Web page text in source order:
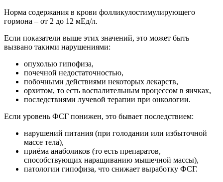
Норма содержания в крови фолликулостимулирующего
гормона – от 2 до 12 мЕд/л.
Если показатели выше этих значений, это может быть
вызвано такими нарушениями:
опухолью гипофиза,
почечной недостаточностью,
побочными действиями некоторых лекарств,
орхитом, то есть воспалительным процессом в яичках,
последствиями лучевой терапии при онкологии.
Если уровень ФСГ понижен, это бывает последствием:
нарушений питания (при голодании или избыточной
массе тела),
приёма анаболиков (то есть препаратов,
способствующих наращиванию мышечной массы),
патологии гипофиза, что снижает выработку ФСГ.